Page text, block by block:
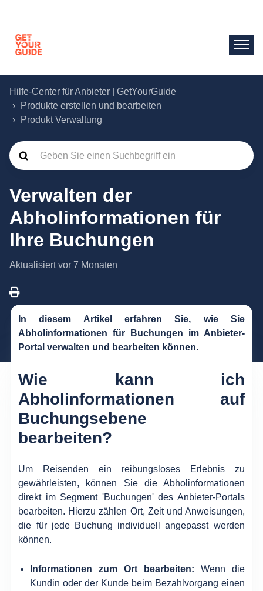
Hilfe-Center für Anbieter | GetYourGuide
Produkte erstellen und bearbeiten
Produkt Verwaltung
Verwalten der
Abholinformationen für
Ihre Buchungen
Aktualisiertvor 7 Monaten
In diesem Artikel erfahren Sie, wie Sie
Abholinformationen für Buchungen im Anbieter-
Portal verwalten und bearbeiten können.
Wie kann ich
Abholinformationen auf
Buchungsebene
bearbeiten?
Um Reisenden ein reibungsloses Erlebnis zu
gewährleisten, können Sie die Abholinformationen
direkt im Segment 'Buchungen' des Anbieter-Portals
bearbeiten. Hierzu zählen Ort, Zeit und Anweisungen,
die für jede Buchung individuell angepasst werden
können.
Informationen zum Ort bearbeiten: Wenn die
Kundin oder der Kunde beim Bezahlvorgang einen